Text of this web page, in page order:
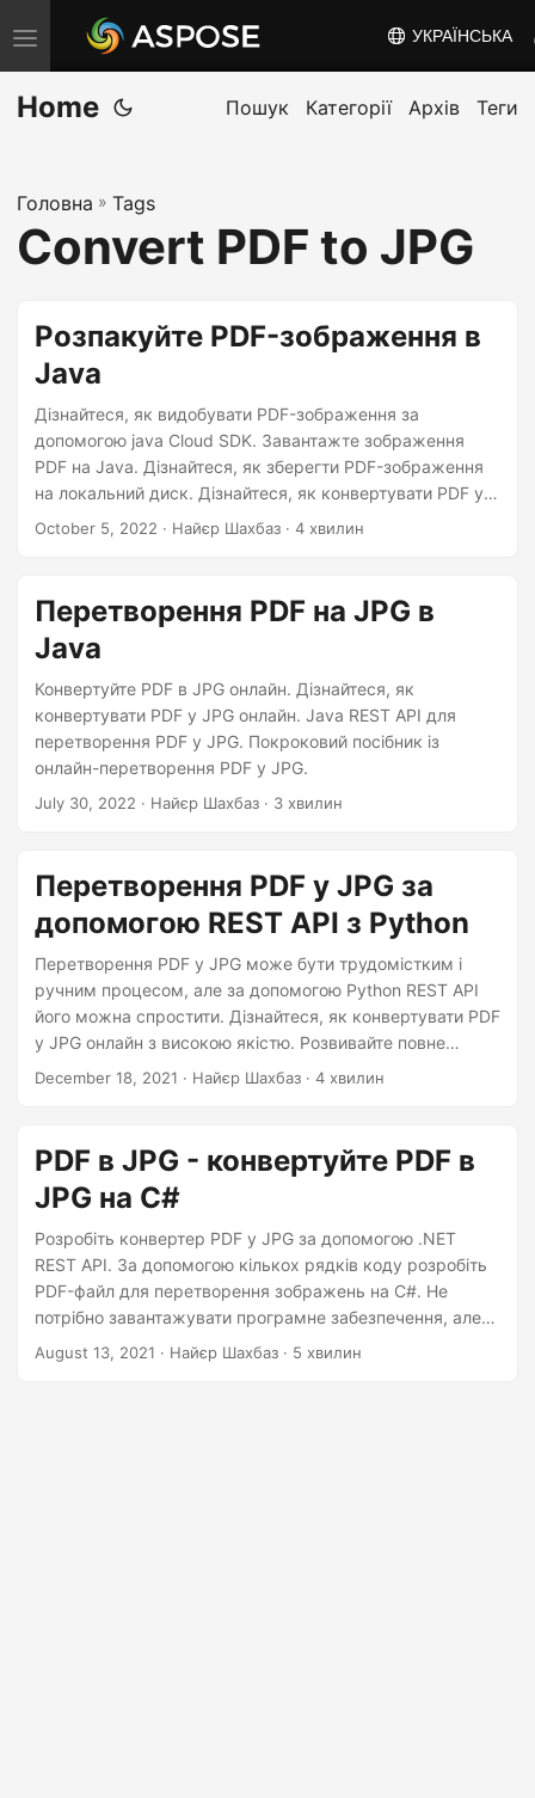
T
o
g
e
n
g
УКРАЇНСЬКА
Home Пошук Категорії Архів Теги
Головна » Tags
Convert PDF to JPG
Розпакуйте PDF-зображення в
Java
Дізнайтеся, як видобувати PDF-зображення за
допомогою java Cloud SDK. Завантажте зображення
PDF на Java. Дізнайтеся, як зберегти PDF-зображення
на локальний диск. Дізнайтеся, як конвертувати PDF у
JPG (через вилучення).
October 5, 2022 · Найєр Шахбаз · 4 хвилин
Перетворення PDF на JPG в
Java
Конвертуйте PDF в JPG онлайн. Дізнайтеся, як
конвертувати PDF у JPG онлайн. Java REST API для
перетворення PDF у JPG. Покроковий посібник із
онлайн-перетворення PDF у JPG.
July 30, 2022 · Найєр Шахбаз · 3 хвилин
Перетворення PDF у JPG за
допомогою REST API з Python
Перетворення PDF у JPG може бути трудомістким і
ручним процесом, але за допомогою Python REST API
його можна спростити. Дізнайтеся, як конвертувати PDF
у JPG онлайн з високою якістю. Розвивайте повне
розуміння за допомогою покрокових інструкцій і
конвертувати PDF у зображення з легкістю!
December 18, 2021 · Найєр Шахбаз · 4 хвилин
PDF в JPG - конвертуйте PDF в
JPG на C#
Розробіть конвертер PDF у JPG за допомогою .NET
REST API. За допомогою кількох рядків коду розробіть
PDF-файл для перетворення зображень на C#. Не
потрібно завантажувати програмне забезпечення, але
виконайте всі перетворення PDF у JPEG на C#.
August 13, 2021 · Найєр Шахбаз · 5 хвилин